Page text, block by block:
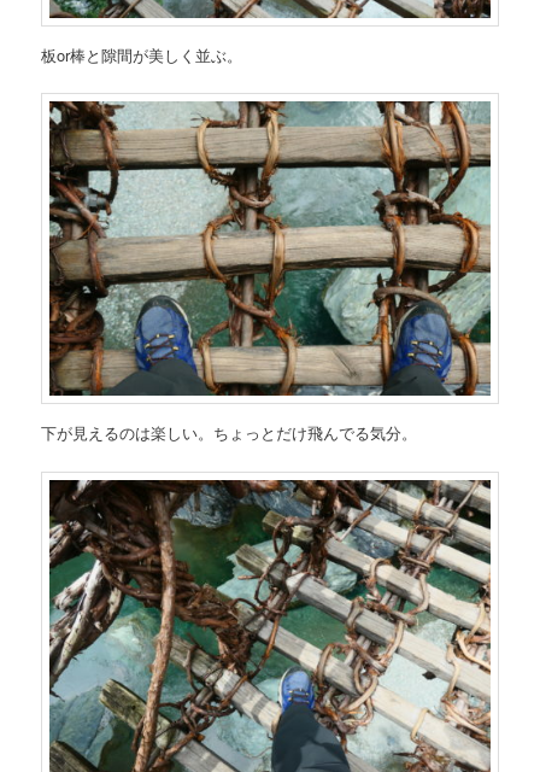
板or棒と隙間が美しく並ぶ。
下が見えるのは楽しい。ちょっとだけ飛んでる気分。